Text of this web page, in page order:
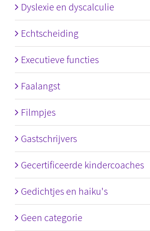
Dyslexie en dyscalculie
Echtscheiding
Executieve functies
Faalangst
Filmpjes
Gastschrijvers
Gecertificeerde kindercoaches
Gedichtjes en haiku's
Geen categorie